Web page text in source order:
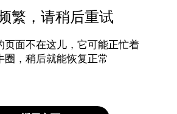
繁，请稍后重试
页面不在这儿，它可能正忙着
圈，稍后就能恢复正常